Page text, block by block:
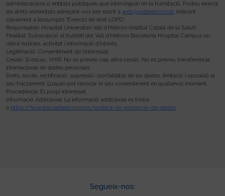
administracions o entitats públiques que intervinguin en la tramitació. Podeu exercir
els drets esmentats adreçant-vos per escrit a web@vallhebron.cat, indicant
clarament a l’assumpte “Exercici de dret LOPD”.
Responsable: Hospital Universitari Vall d’Hebron (Institut Català de la Salut).
Finalitat: Subscripció al butlletí del Vall d’Hebron Barcelona Hospital Campus on
rebrà notícies, activitat i informació d’interès.
Legitimació: Consentiment de l’interessat.
Cessió: Si escau, VHIR. No es preveu cap altra cessió. No es preveu transferència
internacional de dades personals.
Drets: Accés, rectificació, supressió i portabilitat de les dades, limitació i oposició al
seu tractament. L’usuari pot revocar el seu consentiment en qualsevol moment.
Procedència: El propi interessat.
Informació Addicional: La informació addicional es troba
a https://hospital.vallhebron.com/politica-de-proteccio-de-dades
Segueix-nos: